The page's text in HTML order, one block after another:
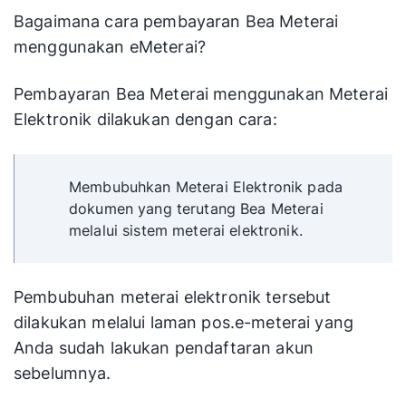
Bagaimana cara pembayaran Bea Meterai
menggunakan eMeterai?
Pembayaran Bea Meterai menggunakan Meterai
Elektronik dilakukan dengan cara:
Membubuhkan Meterai Elektronik pada
dokumen yang terutang Bea Meterai
melalui sistem meterai elektronik.
Pembubuhan meterai elektronik tersebut
dilakukan melalui laman pos.e-meterai yang
Anda sudah lakukan pendaftaran akun
sebelumnya.